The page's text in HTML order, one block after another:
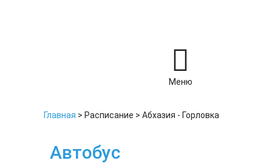
Меню
Главная > Расписание > Абхазия - Горловка
Автобус